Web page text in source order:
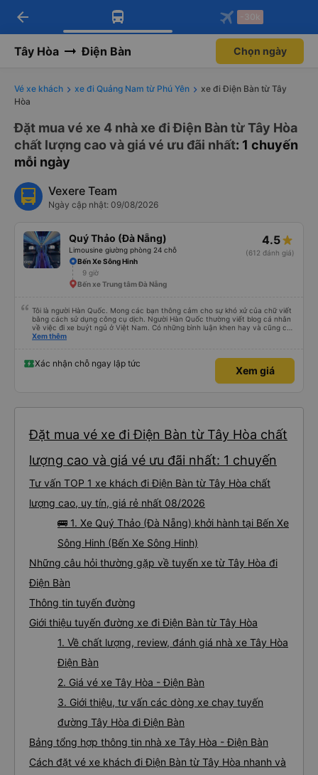
Tải app Vexere ngay!
Nhận ưu đãi thành viên độc
Mở app
Tải app Vexere
-30k/ghế khi đặt vé máy bay qua
Mở app
arrow_back -30k
Tây Hòa Điện Bàn Chọn ngày
Vé xe khách xe đi Quảng Nam từ Phú Yên
xe đi Điện Bàn từ Tây
Hòa
Đặt mua vé xe 4 nhà xe đi Điện Bàn từ Tây Hòa
chất lượng cao và giá vé ưu đãi nhất: 1 chuyến
mỗi ngày
Vexere Team
Ngày cập nhật: 09/08/2026
Quý Thảo (Đà Nẵng)
Limousine giường phòng 24 chỗ
4.5
(612 đánh giá)
Bến Xe Sông Hinh
9 giờ
Bến xe Trung tâm Đà Nẵng
Tôi là người Hàn Quốc. Mong các bạn thông cảm cho sự khó xử của chữ viết
bằng cách sử dụng công cụ dịch. Người Hàn Quốc thường viết blog cá nhân
về việc đi xe buýt ngủ ở Việt Nam. Có những bình luận khen hay và cũng có
những bình luận khen vất vả nên tôi đã rất lo lắng. Đó là một sự lo lắng vô
를 보시게 되는 한국분들께 정보를 드리자면 저는 다낭에서 꾸이년가는 버스를 탔습
니다. 같은 회사라도 버스마다 퀄리티가 다른지는 모르겠는데, 제가 탄 버스는 쾌적
하고 좋았어요. 자리 넓찍하고 베개 이불 깨끗합니다. 뭐 경적소리야 베트남에서는
Xem thêm
Xác nhận chỗ ngay lập tức
Xem giá
Đặt mua vé xe đi Điện Bàn từ Tây Hòa chất
lượng cao và giá vé ưu đãi nhất: 1 chuyến
Tư vấn TOP 1 xe khách đi Điện Bàn từ Tây Hòa chất
lượng cao, uy tín, giá rẻ nhất 08/2026
🚌 1. Xe Quý Thảo (Đà Nẵng) khởi hành tại Bến Xe
Sông Hinh (Bến Xe Sông Hinh)
Những câu hỏi thường gặp về tuyến xe từ Tây Hòa đi
Điện Bàn
Thông tin tuyến đường
Giới thiệu tuyến đường xe đi Điện Bàn từ Tây Hòa
1. Về chất lượng, review, đánh giá nhà xe Tây Hòa
Điện Bàn
2. Giá vé xe Tây Hòa - Điện Bàn
3. Giới thiệu, tư vấn các dòng xe chạy tuyến
đường Tây Hòa đi Điện Bàn
Bảng tổng hợp thông tin nhà xe Tây Hòa - Điện Bàn
Cách đặt vé xe khách đi Điện Bàn từ Tây Hòa nhanh và